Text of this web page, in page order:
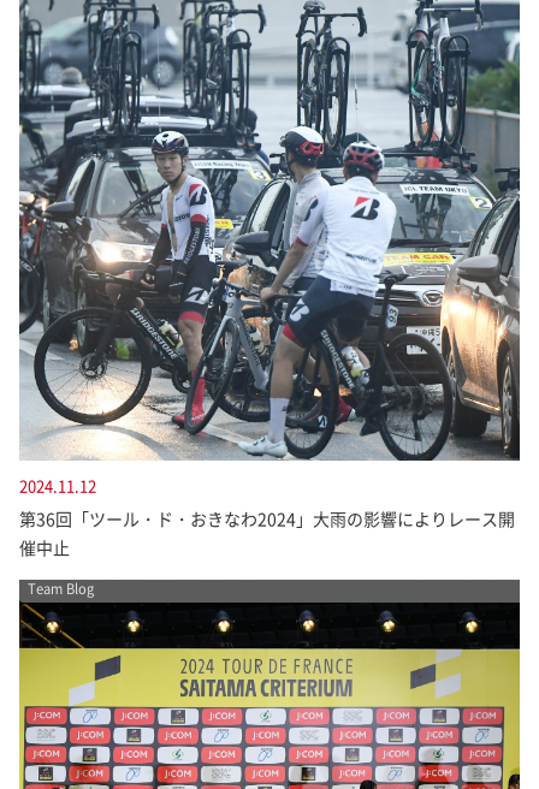
2024.11.12
第36回「ツール・ド・おきなわ2024」大雨の影響によりレース開
催中止
Team Blog